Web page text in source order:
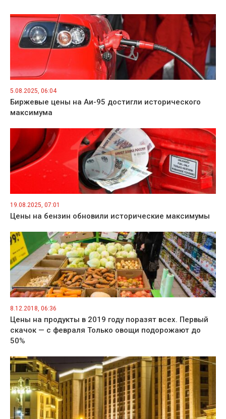
5.08.2025, 06:04
Биржевые цены на Аи-95 достигли исторического
максимума
19.08.2025, 07:01
Цены на бензин обновили исторические максимумы
8.12.2018, 06:36
Цены на продукты в 2019 году поразят всех. Первый
скачок — с февраля Только овощи подорожают до
50%